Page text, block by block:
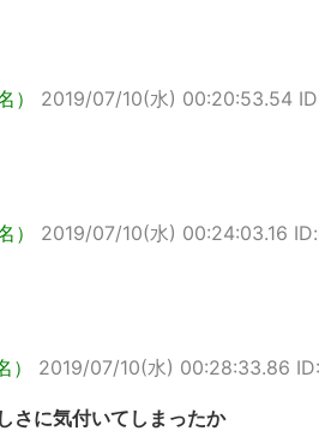
） 2019/07/10(水) 00:20:53.54
） 2019/07/10(水) 00:24:03.16
2019/07/10(水) 00:28:33.86
さに気付いてしまったか